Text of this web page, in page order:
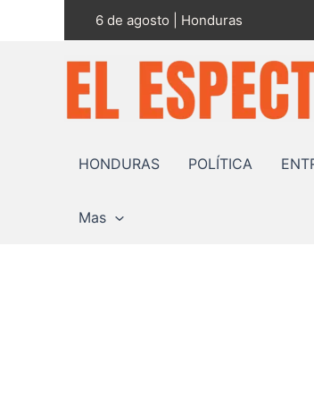
6 de agosto | Honduras
HONDURAS POLÍTICA
Mas